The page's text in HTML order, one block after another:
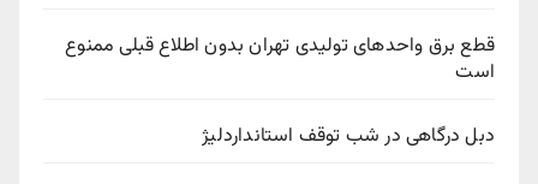
قطع برق واحدهای تولیدی تهران بدون اطلاع قبلی ممنوع
است
دبل درگاهی در شب توقف استانداردلیژ